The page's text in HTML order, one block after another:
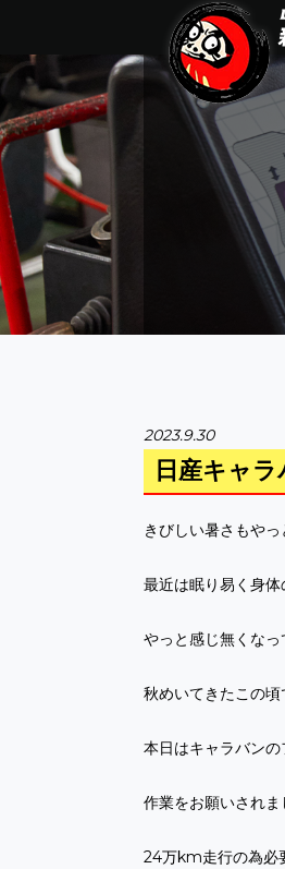
2023.9.30
日産キャ
きびしい暑さもやっ
最近は眠り易く身
やっと感じ無くなっ
秋めいてきたこの頃
本日はキャラバン
作業をお願いされま
24万km走行の為必